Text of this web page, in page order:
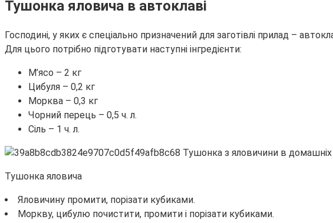
Тушонка яловича в автоклаві
Господині, у яких є спеціально призначений для заготівлі прилад –
Для цього потрібно підготувати наступні інгредієнти:
М’ясо – 2 кг
Цибуля – 0,2 кг
Морква – 0,3 кг
Чорний перець – 0,5 ч. л.
Сіль – 1 ч. л.
Тушонка яловича
Яловичину промити, порізати кубиками.
Моркву, цибулю почистити, промити і порізати кубиками.